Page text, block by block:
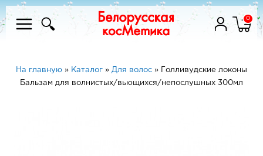
0
На главную » Каталог » Для волос »
Голливудские локоны
Бальзам для волнистых/вьющихся/непослушных 300мл